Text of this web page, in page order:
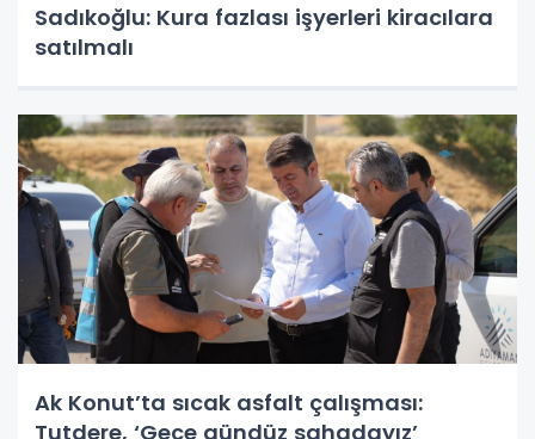
Sadıkoğlu: Kura fazlası işyerleri kiracılara
satılmalı
Ak Konut’ta sıcak asfalt çalışması:
Tutdere, ‘Gece gündüz sahadayız’